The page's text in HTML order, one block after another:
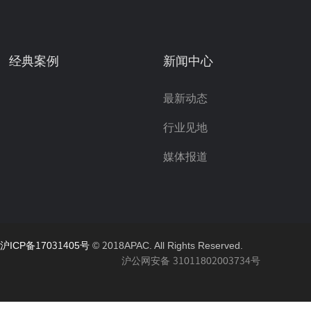
经典案例 新闻中心
最新动态
行业见地
媒体报道
沪ICP备17031405号 © 2018APAC. All Rights Reserved.
沪公网安备 31011802003734号